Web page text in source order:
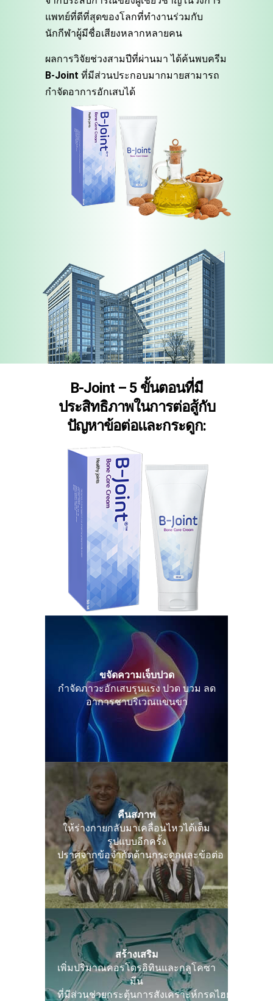
แพทย์ที่ดีที่สุดของโลกที่ทำงานร่วมกับ
นักกีฬาผู้มีชื่อเสียงหลากหลายคน
ผลการวิจัยช่วงสามปีที่ผ่านมา ได้ค้นพบครีม
B-Joint ที่มีส่วนประกอบมากมายสามารถ
กำจัดอาการอักเสบได้
B-Joint – 5 ขั้นตอนที่มี
ประสิทธิภาพในการต่อสู้กับ
ปัญหาข้อต่อและกระดูก:
ขจัดความเจ็บปวด
กำจัดภาวะอักเสบรุนแรง ปวด บวม ลด
อาการชาบริเวณแขนขา
คืนสภาพ
ให้ร่างกายกลับมาเคลื่อนไหวได้เต็ม
รูปแบบอีกครั้ง
ปราศจากข้อจำกัดด้านกระดูกและข้อต่อ
สร้างเสริม
เพิ่มปริมาณคอรโดรอิทินและกลูโคซา
มีน
ที่มีส่วนช่วยกระตุ้นการสังเคราะห์กรดไฮยาลูโรนิค